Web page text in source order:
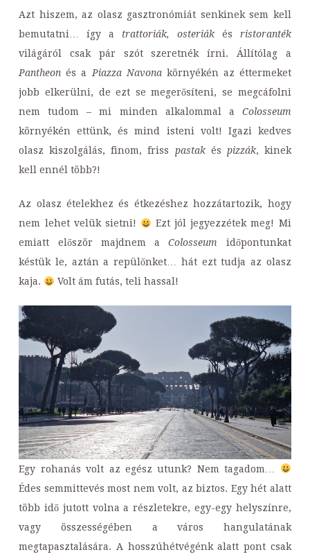
Azt hiszem, az olasz gasztronómiát senkinek sem kell
bemutatni… így a trattoriák, osteriákés ristoranték
világáról csak pár szót szeretnék írni. Állítólag a
Pantheon és aPiazza Navonakörnyékén az éttermeket
jobb elkerülni, de ezt se megerősíteni, se megcáfolni
nem tudom – mi minden alkalommal a Colosseum
környékén ettünk, és mind isteni volt! Igazi kedves
olasz kiszolgálás, finom, friss pastakés pizzák, kinek
kell ennél több?!
Az olasz ételekhez és étkezéshez hozzátartozik, hogy
nem lehet velük sietni!
Ezt jól jegyezzétek meg! Mi
emiatt először majdnem aColosseum időpontunkat
késtük le, aztán a repülőnket… hát ezt tudja az olasz
kaja.
Volt ám futás, teli hassal!
Egy rohanás volt az egész utunk? Nem tagadom…
Édes semmittevés most nem volt, az biztos. Egy hét alatt
több idő jutott volna a részletekre, egy-egy helyszínre,
vagy összességében a város hangulatának
megtapasztalására. A hosszúhétvégénk alatt pont csak